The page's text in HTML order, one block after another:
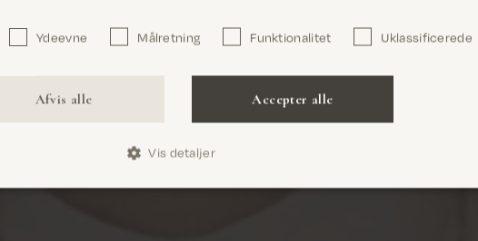
Ydeevne Målretning Funktionalitet Uklassificerede
Accepter alle
Afvis alle
Vis detaljer